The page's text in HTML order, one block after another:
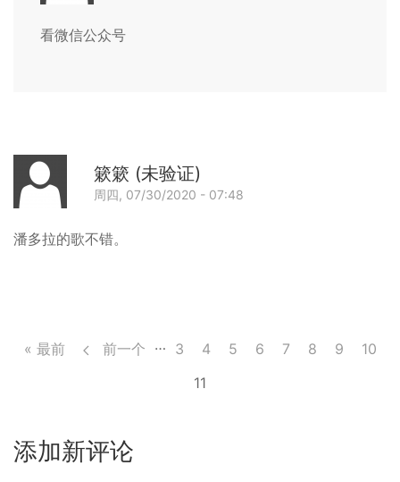
回
乐
有
有，
看微信公众号
簌簌 (未验证)
周四, 07/30/2020 - 07:48
潘多拉的歌不错。
分
« 最前 前一个 … Page
3 Page
4 Page
5 Page
6 Page
7 Page
8 Page
9 Page
10
11
添加新评论